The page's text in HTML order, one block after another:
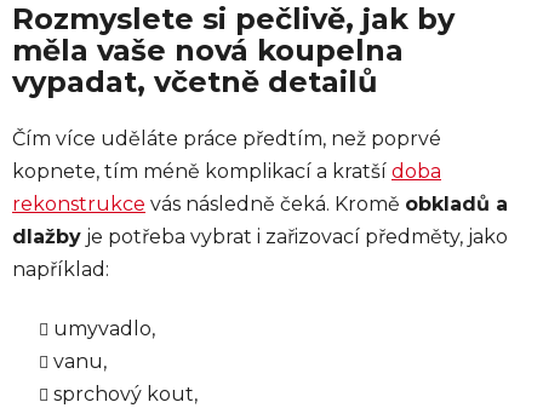
Rozmyslete si pečlivě, jak by
měla vaše nová koupelna
vypadat, včetně detailů
Čím více uděláte práce předtím, než poprvé
kopnete, tím méně komplikací a kratší doba
rekonstrukce vás následně čeká. Kromě obkladů a
dlažby je potřeba vybrat i zařizovací předměty, jako
například:
umyvadlo,
vanu,
sprchový kout,